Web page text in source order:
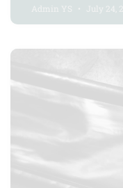
Admin YS July 24,